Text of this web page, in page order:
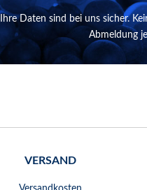
Ihre Daten sind bei uns sicher.
Abmeldung
VERSAND